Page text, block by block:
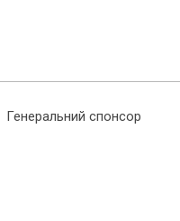
Генеральний спонсор